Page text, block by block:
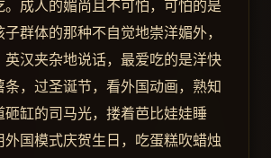
。成人的媚尚且不可怕，可怕的是
群体的那种不自觉地崇洋媚外，
英汉夹杂地说话，最爱吃的是洋快
条，过圣诞节，看外国动画，熟知
砸缸的司马光，搂着芭比娃娃睡
外国模式庆贺生日，吃蛋糕吹蜡烛